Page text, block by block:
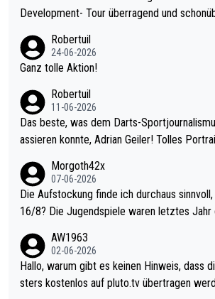
Development- Tour überragend und
mal 40+ erst recht. Da gewinnst keinen Blumentopf - ist ja noc
h krasser wie ein Pokalspiel eines Kreisligisten vs einem Bund
Robertuil
24-06-2026
Ganz tolle Aktion!
Robertuil
11-06-2026
Das beste, was dem Darts-
assieren konnte, Adrian Geiler! Tolles
Morgoth42x
07-06-2026
Die Aufstockung finde ich durchaus
16/8? Die Jugendspiele waren letztes Jahr durchaus sehr kurz
Allerdings ist Mitchell Lawrie als Nummer 1 der Welt eh qualifi
ziert. Somit ändert die automatische
sters erstmal nichts. Ich denke sie wollen damit für nächstes J
AW1963
02-06-2026
Hallo, warum gibt es keinen Hinweis, dass die Nordic Darts Ma
sters kostenlos auf pluto.tv übertragen